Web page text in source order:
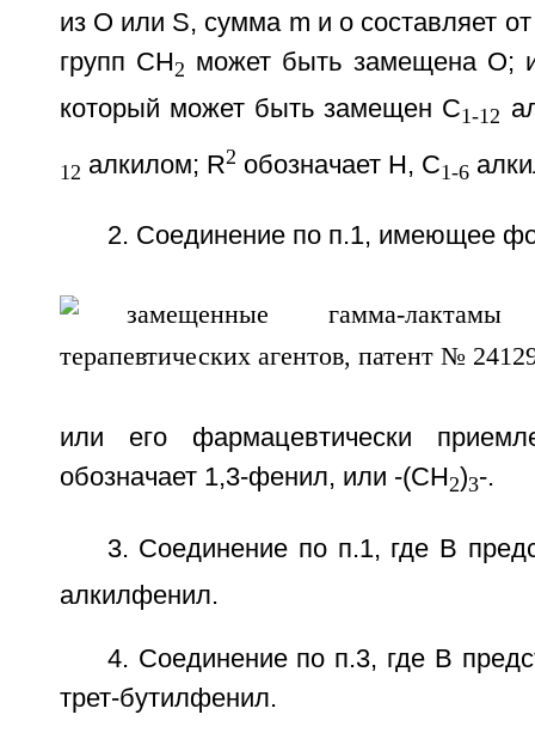
из О или S, сумма m и о составляет
групп СН2 может быть замещена О;
который может быть замещен С1-12
12 алкилом; R2 обозначает Н, C1-6
2. Соединение по п.1, имеющее
или его фармацевтически
обозначает 1,3-фенил, или -(СН2)3-.
3. Соединение по п.1, где В
алкилфенил.
4. Соединение по п.3, где В
трет-бутилфенил.